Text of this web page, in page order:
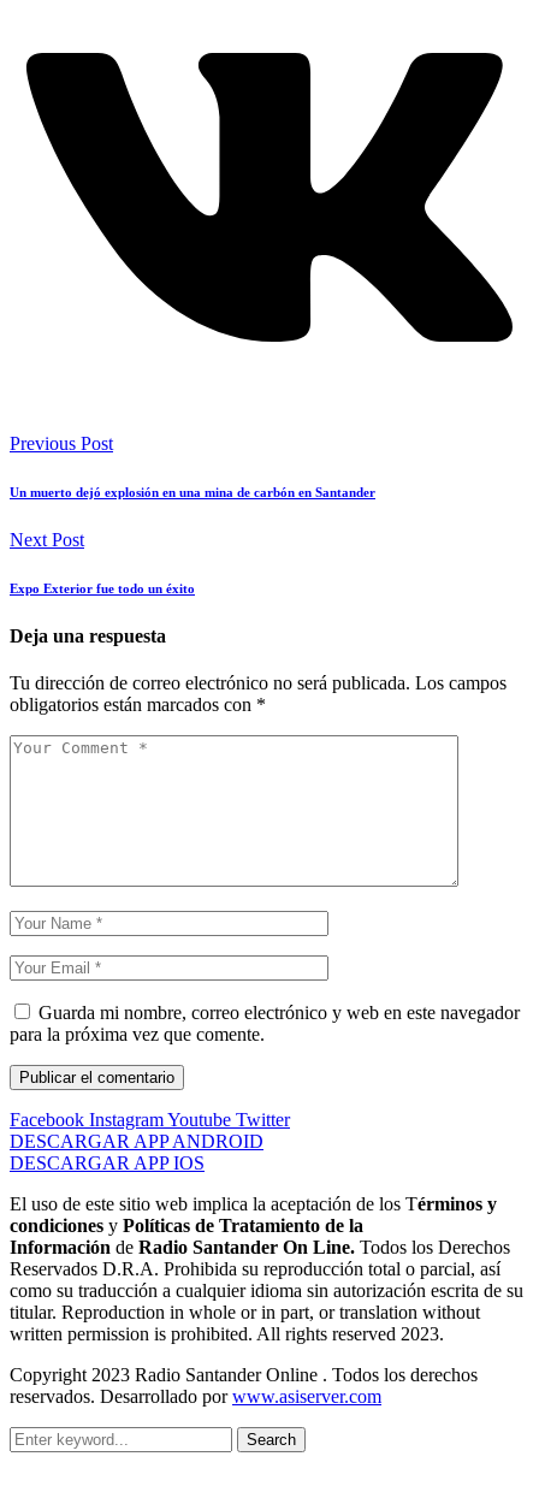
Previous Post
Un muerto dejó explosión en una mina de carbón en Santander
Next Post
Expo Exterior fue todo un éxito
Deja una respuesta
Tu dirección de correo electrónico no será publicada. Los campos
obligatorios están marcados con *
Guarda mi nombre, correo electrónico y web en este navegador
para la próxima vez que comente.
Facebook InstagramYoutube Twitter
DESCARGAR APP ANDROID
DESCARGAR APP IOS
El uso de este sitio web implica la aceptación de los Términos y
condiciones y Políticas de Tratamiento de la
Información de Radio Santander On Line. Todos los Derechos
Reservados D.R.A. Prohibida su reproducción total o parcial, así
como su traducción a cualquier idioma sin autorización escrita de su
titular. Reproduction in whole or in part, or translation without
written permission is prohibited. All rights reserved 2023.
Copyright 2023 Radio Santander Online . Todos los derechos
reservados. Desarrollado porwww.asiserver.com
Search